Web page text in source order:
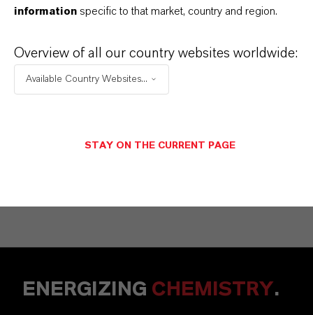
Vehbi Emre Ekici
+49 6218907254
ENERGIZING CHEMISTRY.
information specific to that market, country and region.
Overview of all our country websites worldwide:
Available Country Websites...
STAY ON THE CURRENT PAGE